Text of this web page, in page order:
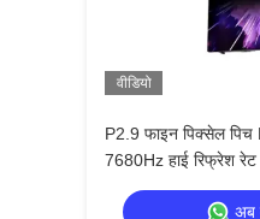
वीडियो
P2.9 फाइन पिक्सेल पिच
7680Hz हाई रिफ्रेश
डुअल पावर और सिग्नल
अब